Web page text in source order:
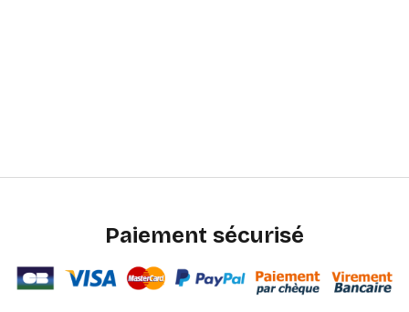
Paiement sécurisé